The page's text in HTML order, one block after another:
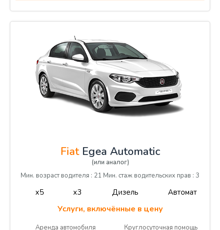
FiatEgea Automatic
(или аналог)
Мин. возраст водителя : 21 Мин. стаж водительских прав : 3
x5 x3 Дизель Автомат
Услуги, включённые в цену
Аренда автомобиля Круглосуточная помощь